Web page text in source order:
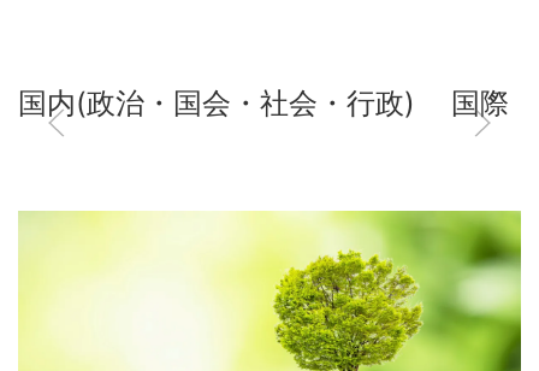
国内(政治・国会・社会・行政) 国際